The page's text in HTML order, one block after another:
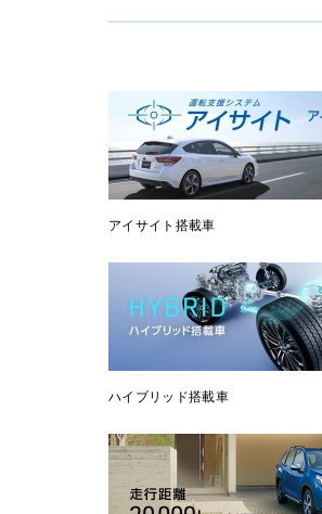
アイサイト搭載車
ハイブリッド搭載車